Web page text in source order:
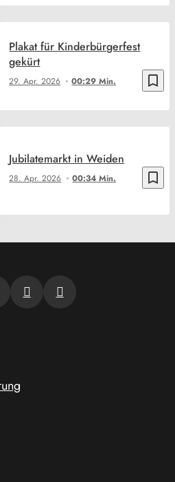
bookmark_border
29. Apr. 2026 00:29 Min.
Plakat für Kinderbürgerfest
gekürt
bookmark_border
28. Apr. 2026 00:34 Min.
Jubilatemarkt in Weiden